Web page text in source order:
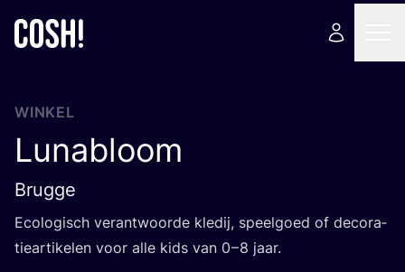
WINKEL
Lunabloom
Brugge
Eco­lo­gisch ver­ant­woor­de kle­dij, speel­goed of deco­ra­
tie­ar­ti­ke­len voor alle kids van 0–8 jaar.